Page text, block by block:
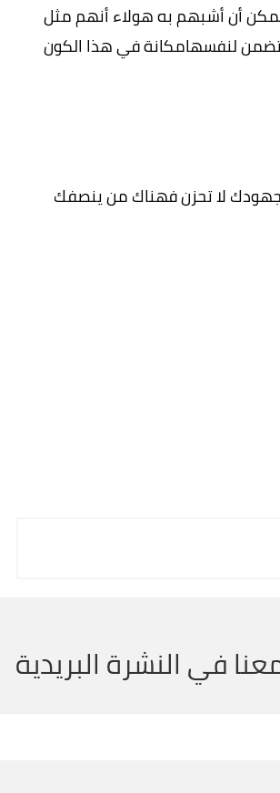
أن أشبهم به هولاء أنهم مثل
لنفسهامكانة في هذا الكون
لا تحزن فهناك من ينصفك
في النشرة البريدية